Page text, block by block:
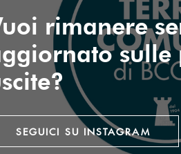
rimanere
sulle
SEGUICI SU INSTAGRAM